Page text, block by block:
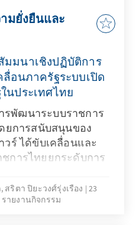
ยากรเพื่อแบ่งกลุ่ม
นโยบายเพื่อลดผลก
งสภาพภูมิอากาศใน
มยั่งยืนและ
มมนาเชิงปฏิบัติการ
อนภาครัฐระบบเปิด
นประเทศไทย
พัฒนาระบบราชการ
ยการสนับสนุนของ
ร์ ได้ขับเคลื่อนและ
การไทยยกระดับการ
นให้ภาคประชาชนได้
บวนการนโยบายและ
ริตา ปิยะวงศ์รุ่งเรือง
23
รายงานกิจกรรม